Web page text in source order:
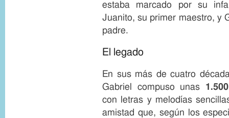
p
y
r
g
t
a
p
t
o
estaba marcado por su
Juanito, su primer maestro, y
padre.
El legado
En sus más de cuatro
Gabriel compuso unas
con letras y melodías
amistad que, según los